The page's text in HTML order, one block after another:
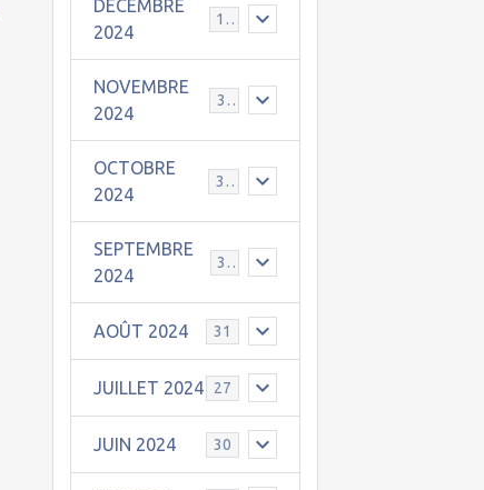
DECEMBRE
2024
19
NOVEMBRE
2024
30
OCTOBRE
2024
31
SEPTEMBRE
2024
30
AOÛT 2024 31
JUILLET 2024 27
JUIN 2024 30